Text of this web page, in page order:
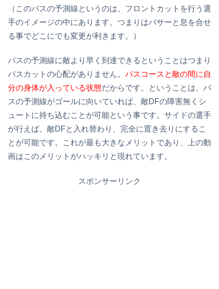
（このパスの予測線というのは、フロントカットを行う選
手のイメージの中にあります。つまりはパサーと息を合せ
る事でどこにでも変更が利きます。）
パスの予測線に敵より早く到達できるということはつまり
パスカットの心配がありません。 パスコースと敵の間に自
分の身体が入っている状態だからです。ということは、パ
スの予測線がゴールに向いていれば、敵DFの障害無くシ
ュートに持ち込むことが可能という事です。サイドの選手
が行えば、敵DFと入れ替わり、完全に置き去りにするこ
とが可能です。これが最も大きなメリットであり、上の動
画はこのメリットがハッキリと現れています。
スポンサーリンク